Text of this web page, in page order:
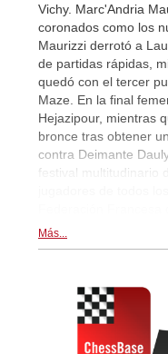
Vichy. Marc'Andria
coronados como los
Maurizzi derrotó a
de partidas rápidas,
quedó con el tercer
Maze. En la final
Hejazipour, mientras
bronce tras obtener
contra Deimante
festival multitudinario
Más...